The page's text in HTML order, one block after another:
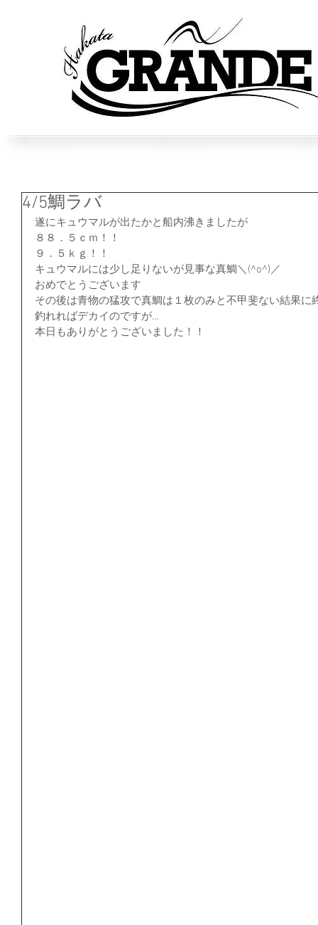
4/5鯛ラバ
遂にキュウマルが出たかと船内沸きましたが
８８．５ｃｍ！！
９．５ｋｇ！！
キュウマルには少し足りないが見事な真鯛＼(^o^)／
おめでとうございます
その後は青物の猛攻で真鯛は１枚のみと不甲斐ない結果に
釣れればデカイのですが…
本日もありがとうございました！！